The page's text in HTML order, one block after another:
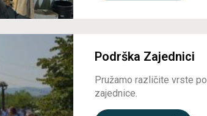
Podrška Zajednici
Pružamo različite vrste
zajednice.